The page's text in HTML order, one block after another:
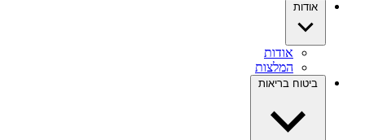
אודות
אודות
המלצות
ביטוח בריאות